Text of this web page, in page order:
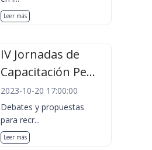
Leer más
IV Jornadas de
Capacitación Pe...
2023-10-20 17:00:00
Debates y propuestas
para recr...
Leer más